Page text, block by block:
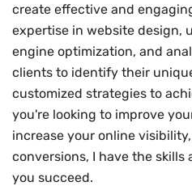
create effective and
expertise in website design,
engine optimization, and
clients to identify their
customized strategies to
you're looking to improve
increase your online
conversions, I have the skills
you succeed.